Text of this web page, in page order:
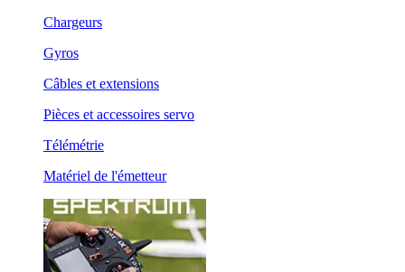
Chargeurs
Gyros
Câbles et extensions
Pièces et accessoires servo
Télémétrie
Matériel de l'émetteur